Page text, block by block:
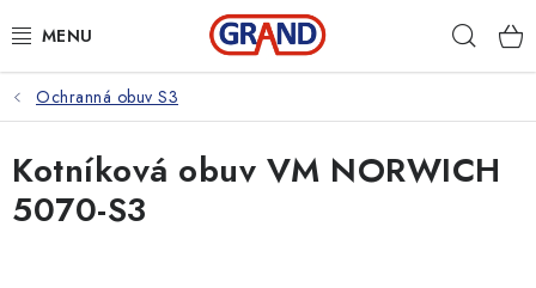
na
AKČNÍ NABÍDKA
PRACOVNÍ OBUV
PRACOVNÍ RUKAVICE
Ochranná obuv S3
Kotníková obuv VM NORWICH
5070-S3